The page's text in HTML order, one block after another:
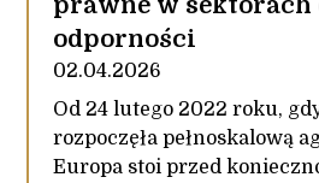
odporności
02.04.2026
Od 24 lutego 2022 roku,
rozpoczęła pełnoskalową
Europa stoi przed